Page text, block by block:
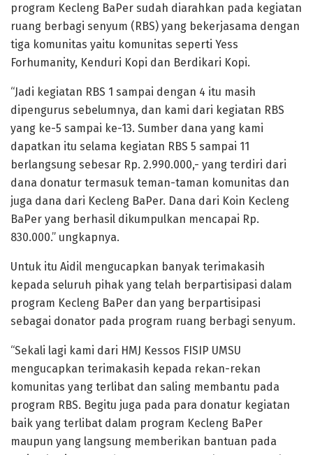
program Kecleng BaPer sudah diarahkan pada kegiatan
ruang berbagi senyum (RBS) yang bekerjasama dengan
tiga komunitas yaitu komunitas seperti Yess
Forhumanity, Kenduri Kopi dan Berdikari Kopi.
“Jadi kegiatan RBS 1 sampai dengan 4 itu masih
dipengurus sebelumnya, dan kami dari kegiatan RBS
yang ke-5 sampai ke-13. Sumber dana yang kami
dapatkan itu selama kegiatan RBS 5 sampai 11
berlangsung sebesar Rp. 2.990.000,- yang terdiri dari
dana donatur termasuk teman-taman komunitas dan
juga dana dari Kecleng BaPer. Dana dari Koin Kecleng
BaPer yang berhasil dikumpulkan mencapai Rp.
830.000.” ungkapnya.
Untuk itu Aidil mengucapkan banyak terimakasih
kepada seluruh pihak yang telah berpartisipasi dalam
program Kecleng BaPer dan yang berpartisipasi
sebagai donator pada program ruang berbagi senyum.
“Sekali lagi kami dari HMJ Kessos FISIP UMSU
mengucapkan terimakasih kepada rekan-rekan
komunitas yang terlibat dan saling membantu pada
program RBS. Begitu juga pada para donatur kegiatan
baik yang terlibat dalam program Kecleng BaPer
maupun yang langsung memberikan bantuan pada